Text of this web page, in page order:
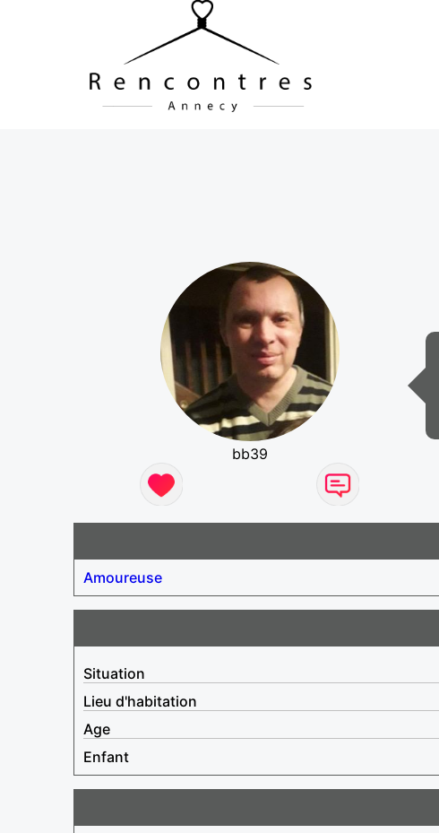
bb39
Amoureuse
Situation
Lieu d'habitation
Age
Enfant